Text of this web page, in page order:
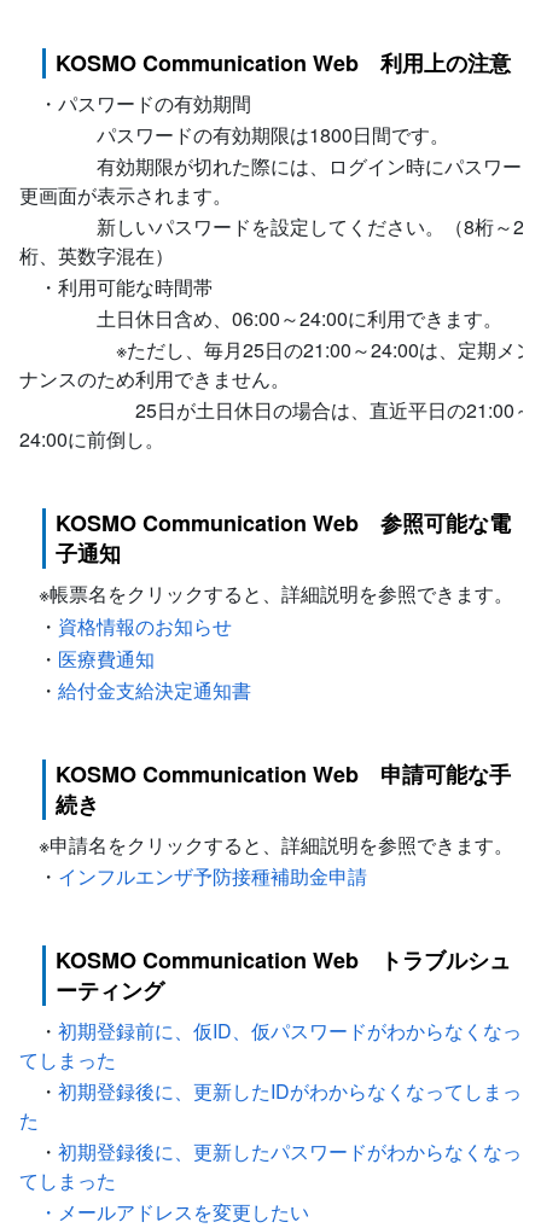
KOSMO Communication Web 利用上の注意
・パスワードの有効期間
パスワードの有効期限は1800日間です。
有効期限が切れた際には、ログイン時にパスワー
更画面が表示されます。
新しいパスワードを設定してください。（8桁～20
桁、英数字混在）
・利用可能な時間帯
土日休日含め、06:00～24:00に利用できます。
※ただし、毎月25日の21:00～24:00は、定期メン
ナンスのため利用できません。
25日が土日休日の場合は、直近平日の21:00～
24:00に前倒し。
KOSMO Communication Web 参照可能な電
子通知
※帳票名をクリックすると、詳細説明を参照できます。
・ 資格情報のお知らせ
・ 医療費通知
・ 給付金支給決定通知書
KOSMO Communication Web 申請可能な手
続き
※申請名をクリックすると、詳細説明を参照できます。
・ インフルエンザ予防接種補助金申請
KOSMO Communication Web トラブルシュ
ーティング
・ 初期登録前に、仮ID、仮パスワードがわからなくなっ
てしまった
・ 初期登録後に、更新したIDがわからなくなってしまっ
た
・ 初期登録後に、更新したパスワードがわからなくなっ
てしまった
・メールアドレスを変更したい